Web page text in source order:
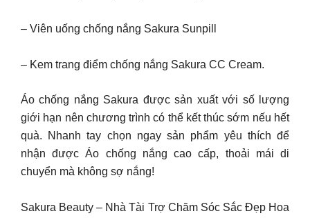
– Viên uống chống nắng Sakura Sunpill
– Kem trang điểm chống nắng Sakura CC Cream.
Áo chống nắng Sakura được sản xuất với số lượng
giới hạn nên chương trình có thể kết thúc sớm nếu hết
quà. Nhanh tay chọn ngay sản phẩm yêu thích để
nhận được Áo chống nắng cao cấp, thoải mái di
chuyển mà không sợ nắng!
Sakura Beauty – Nhà Tài Trợ Chăm Sóc Sắc Đẹp Hoa